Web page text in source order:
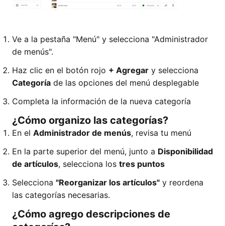
Ve a la pestaña "Menú" y selecciona "Administrador
de menús".
Haz clic en el botón rojo + Agregar y selecciona
Categoría de las opciones del menú desplegable
Completa la información de la nueva categoría
¿Cómo organizo las categorías?
En el Administrador de menús, revisa tu menú
En la parte superior del menú, junto a Disponibilidad
de artículos, selecciona los tres puntos
Selecciona "Reorganizar los artículos" y reordena
las categorías necesarias.
¿Cómo agrego descripciones de